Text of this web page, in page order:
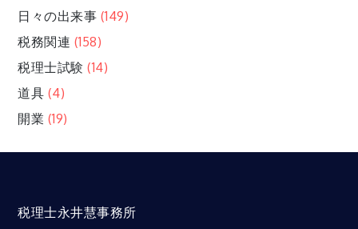
日々の出来事 (149)
税務関連 (158)
税理士試験 (14)
道具 (4)
開業 (19)
税理士永井慧事務所